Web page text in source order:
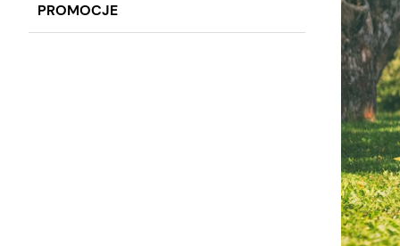
PROMOCJE